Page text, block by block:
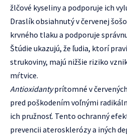
žlčové kyseliny a podporuje ich
Draslík obsiahnutý v červenej
krvného tlaku a podporuje
Štúdie ukazujú, že ľudia, ktorí
strukoviny, majú nižšie riziko
mŕtvice.
Antioxidantyprítomné v
pred poškodením voľnými
ich pružnosť. Tento ochranný
prevencii aterosklerózy a iných